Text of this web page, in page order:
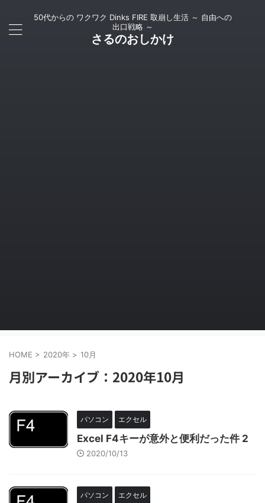
50代からの ワクワク Dinks FIRE 取崩し生活 ～ 自由への
出口戦略 ～
さるのおしかけ
HOME > 2020年 > 10月
月別アーカイブ：2020年10月
パソコン エクセル
Excel F4キーが意外と便利だった件 2
2020/10/13
パソコン エクセル